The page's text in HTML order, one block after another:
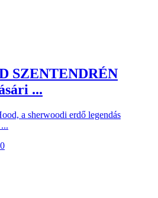
SZENTENDRÉN
...
a sherwoodi erdő legendás